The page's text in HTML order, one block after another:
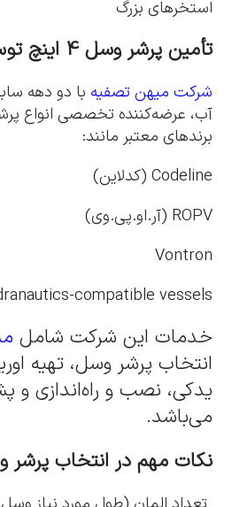
استخرهای بزرگ
تأمین پرشر وسل 4 اینچ توسط میهن تصفیه
شرکت میهن تصفیه با دو دهه
برندهای معتبر مانند:
Codeline (کدلاین)
ROPV (آر.او.پی.وی)
Vontron
compatible vessels
خدمات این شرکت شامل
انتخاب پرشر وسل، تهیه
یدکی، نصب و راه‌اندازی و
می‌باشد.
نکات مهم در انتخاب پرشر وسل